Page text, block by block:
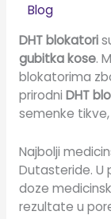
Blog/ Od:
DHT blokatori
gubitka kose.
blokatorima
prirodni DHT
semenke tikve,
Najbolji
Dutasteride. U
doze
rezultate u